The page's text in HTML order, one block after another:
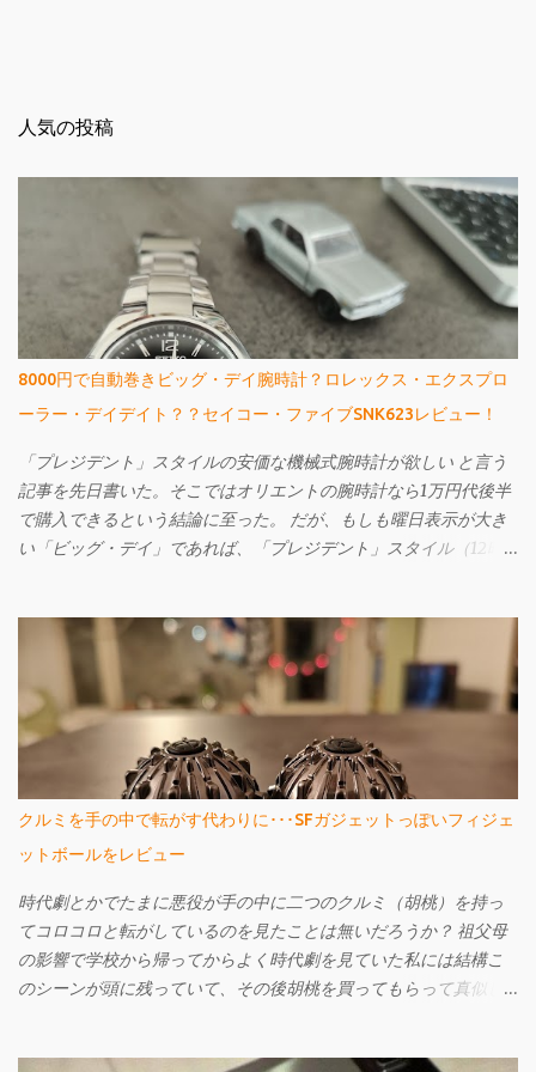
人気の投稿
8000円で自動巻きビッグ・デイ腕時計？ロレックス・エクスプロ
ーラー・デイデイト？？セイコー・ファイブSNK623レビュー！
「プレジデント」スタイルの安価な機械式腕時計が欲しい と言う
記事を先日書いた。そこではオリエントの腕時計なら1万円代後半
で購入できるという結論に至った。 だが、もしも曜日表示が大き
い「ビッグ・デイ」であれば、「プレジデント」スタイル（12時
今回ご紹介するセイコー・ファイブのSNK623だ。購入してから文
字盤がエクスプローラーに酷似していることに気づいたが、なか
なか個性的で値段も激安の憎めないやつなんですよ。
クルミを手の中で転がす代わりに･･･SFガジェットっぽいフィジェ
ットボールをレビュー
時代劇とかでたまに悪役が手の中に二つのクルミ（胡桃）を持っ
てコロコロと転がしているのを見たことは無いだろうか？ 祖父母
の影響で学校から帰ってからよく時代劇を見ていた私には結構こ
のシーンが頭に残っていて、その後胡桃を買ってもらって真似し